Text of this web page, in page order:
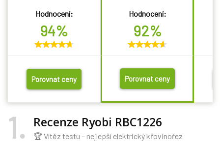
Hodnocení:
94%
Hodnocení:
92%
Porovnat ceny Porovnat ceny
1 Recenze Ryobi RBC1226
🏆 Vítěz testu – nejlepší elektrický křovinořez